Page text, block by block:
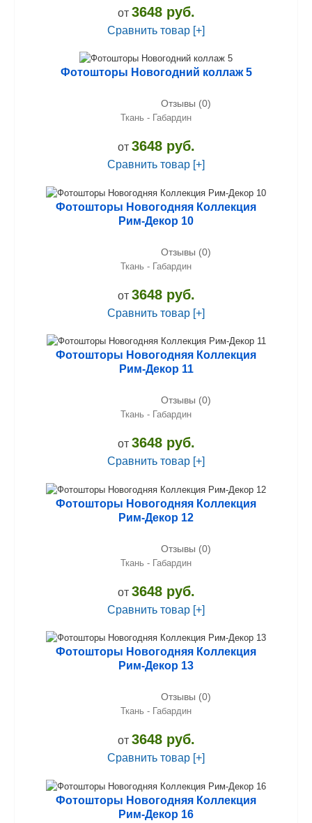
от 3648 руб.
Сравнить товар [+]
Фотошторы Новогодний коллаж 5
Отзывы (0)
Ткань - Габардин
от 3648 руб.
Сравнить товар [+]
Фотошторы Новогодняя Коллекция
Рим-Декор 10
Отзывы (0)
Ткань - Габардин
от 3648 руб.
Сравнить товар [+]
Фотошторы Новогодняя Коллекция
Рим-Декор 11
Отзывы (0)
Ткань - Габардин
от 3648 руб.
Сравнить товар [+]
Фотошторы Новогодняя Коллекция
Рим-Декор 12
Отзывы (0)
Ткань - Габардин
от 3648 руб.
Сравнить товар [+]
Фотошторы Новогодняя Коллекция
Рим-Декор 13
Отзывы (0)
Ткань - Габардин
от 3648 руб.
Сравнить товар [+]
Фотошторы Новогодняя Коллекция
Рим-Декор 16